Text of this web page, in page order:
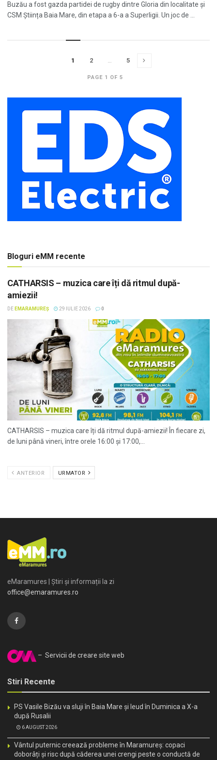
Buzău a fost gazda partidei de rugby dintre Gloria din localitate și
CSM Știința Baia Mare, din etapa a 6-a a Superligii. Un joc de ...
PAGE 1 OF 5
1 2 … 5
Bloguri eMM recente
CATHARSIS – muzica care îți dă ritmul după-
amiezii!
DE EMARAMUREȘ 29 IULIE 2026 0
CATHARSIS – muzica care îți dă ritmul după-amiezii! În fiecare zi,
de luni până vineri, între orele 16:00 și 17:00,...
ANTERIOR URMATOR
eMaramures | Știri și informații la zi
office@emaramures.ro
– Servicii de creare site web
Stiri Recente
PS Vasile Bizău va sluji în Baia Mare și Ieud în Duminica a X-a
după Rusalii
6 AUGUST 2026
Vântul puternic creează probleme în Maramureș: copaci
doborâți și risc după căderea unei crengi peste o conductă de